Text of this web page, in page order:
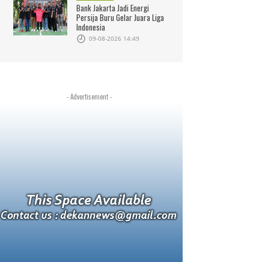
Bank Jakarta Jadi Energi
Persija Buru Gelar Juara Liga
Indonesia
09-08-2026 14:49
- Advertisement -